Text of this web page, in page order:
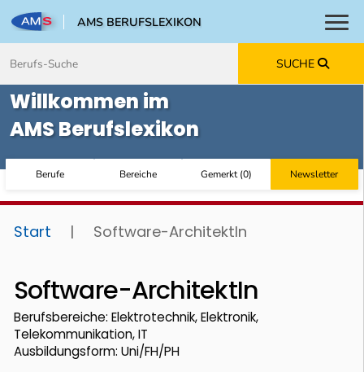
AMS BERUFSLEXIKON
SUCHE
Willkommen im
AMS Berufslexikon
Berufe Bereiche Gemerkt(0) Newsletter
Start | Software-ArchitektIn
Software-ArchitektIn
Berufsbereiche: Elektrotechnik, Elektronik,
Telekommunikation, IT
Ausbildungsform: Uni/FH/PH